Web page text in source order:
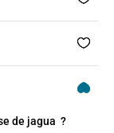
de jagua ?